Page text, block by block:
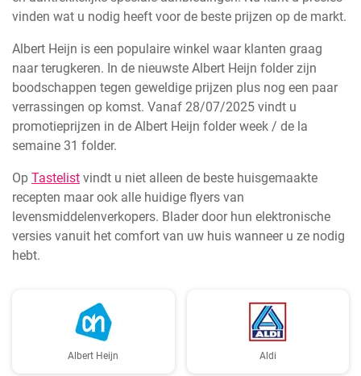
vinden wat u nodig heeft voor de beste prijzen op de markt.
Albert Heijn is een populaire winkel waar klanten graag
naar terugkeren. In de nieuwste Albert Heijn folder zijn
boodschappen tegen geweldige prijzen plus nog een paar
verrassingen op komst. Vanaf 28/07/2025 vindt u
promotieprijzen in de Albert Heijn folder week / de la
semaine 31 folder.
Op Tastelist vindt u niet alleen de beste huisgemaakte
recepten maar ook alle huidige flyers van
levensmiddelenverkopers. Blader door hun elektronische
versies vanuit het comfort van uw huis wanneer u ze nodig
hebt.
Albert Heijn Aldi